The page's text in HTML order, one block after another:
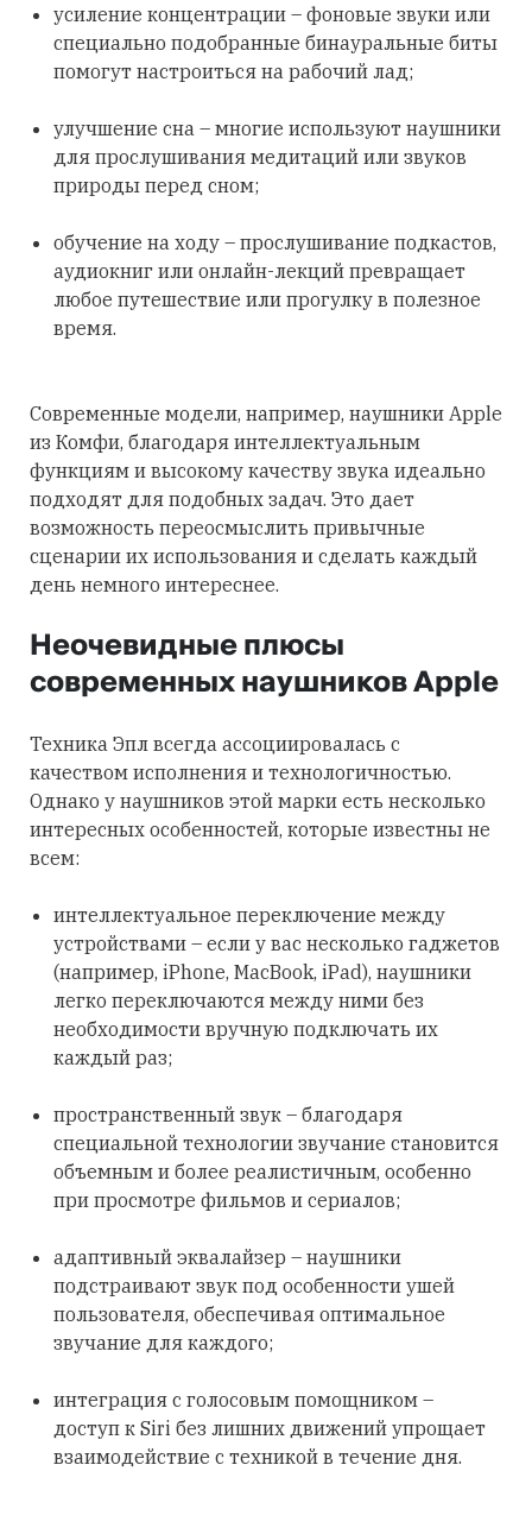
усиление концентрации – фоновые звуки или
специально подобранные бинауральные биты
помогут настроиться на рабочий лад;
улучшение сна – многие используют наушники
для прослушивания медитаций или звуков
природы перед сном;
обучение на ходу – прослушивание подкастов,
аудиокниг или онлайн-лекций превращает
любое путешествие или прогулку в полезное
время.
Современные модели, например, наушники Apple
из Комфи, благодаря интеллектуальным
функциям и высокому качеству звука идеально
подходят для подобных задач. Это дает
возможность переосмыслить привычные
сценарии их использования и сделать каждый
день немного интереснее.
Неочевидные плюсы
современных наушников Apple
Техника Эпл всегда ассоциировалась с
качеством исполнения и технологичностью.
Однако у наушников этой марки есть несколько
интересных особенностей, которые известны не
всем:
интеллектуальное переключение между
устройствами – если у вас несколько гаджетов
(например, iPhone, MacBook, iPad), наушники
легко переключаются между ними без
необходимости вручную подключать их
каждый раз;
пространственный звук – благодаря
специальной технологии звучание становится
объемным и более реалистичным, особенно
при просмотре фильмов и сериалов;
адаптивный эквалайзер – наушники
подстраивают звук под особенности ушей
пользователя, обеспечивая оптимальное
звучание для каждого;
интеграция с голосовым помощником –
доступ к Siri без лишних движений упрощает
взаимодействие с техникой в течение дня.